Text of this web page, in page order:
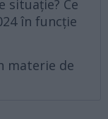
situație? Ce
în funcție
materie de